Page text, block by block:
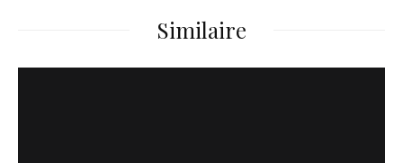
Similaire